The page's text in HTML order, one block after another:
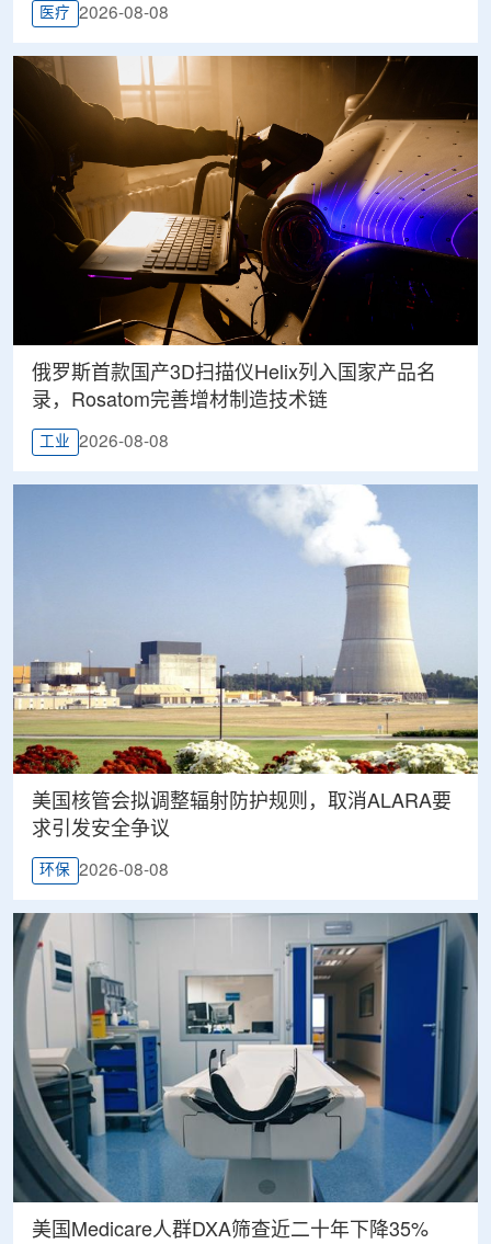
医疗 2026-08-08
俄罗斯首款国产3D扫描仪Helix列入国家产品名
录，Rosatom完善增材制造技术链
工业 2026-08-08
美国核管会拟调整辐射防护规则，取消ALARA要
求引发安全争议
环保 2026-08-08
美国Medicare人群DXA筛查近二十年下降35%